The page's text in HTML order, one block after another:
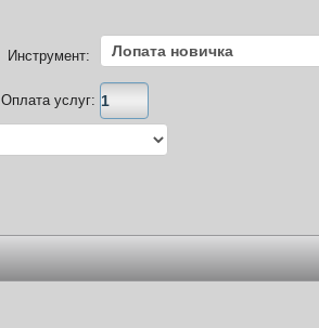
Инструмент:
Оплата услуг: